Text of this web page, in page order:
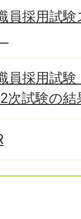
員採用試
員採用試
次試験の